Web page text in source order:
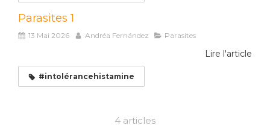
Parasites 1
13 Mai 2026 Andréa Fernández Parasites
Lire l'article
#intolérancehistamine
4 articles